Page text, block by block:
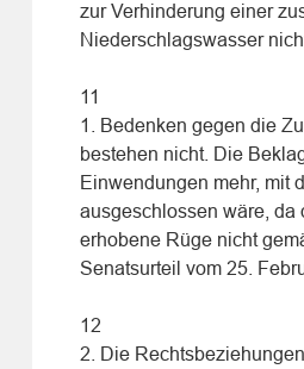
zur Verhinderung einer
Niederschlagswasser
11
1. Bedenken gegen die
bestehen nicht. Die
Einwendungen mehr, mit
ausgeschlossen wäre, da
erhobene Rüge nicht
Senatsurteil vom 25.
12
2. Die